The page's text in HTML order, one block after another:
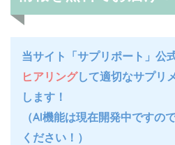
当サイト「サプリポート」公
ヒアリングして適切なサプリ
します！
（AI機能は現在開発中ですの
ください！）